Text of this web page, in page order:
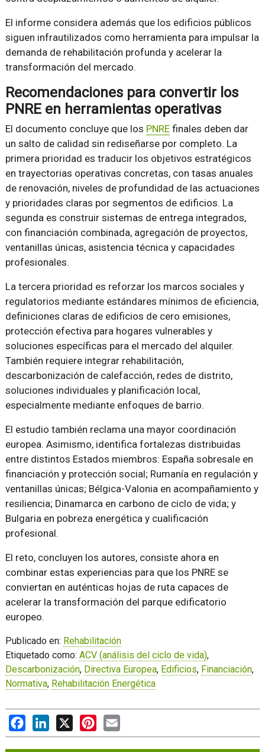
El informe considera además que los edificios públicos
siguen infrautilizados como herramienta para impulsar la
demanda de rehabilitación profunda y acelerar la
transformación del mercado.
Recomendaciones para convertir los
PNRE en herramientas operativas
El documento concluye que los PNREfinales deben dar
un salto de calidad sin rediseñarse por completo. La
primera prioridad es traducir los objetivos estratégicos
en trayectorias operativas concretas, con tasas anuales
de renovación, niveles de profundidad de las actuaciones
y prioridades claras por segmentos de edificios. La
segunda es construir sistemas de entrega integrados,
con financiación combinada, agregación de proyectos,
ventanillas únicas, asistencia técnica y capacidades
profesionales.
La tercera prioridad es reforzar los marcos sociales y
regulatorios mediante estándares mínimos de eficiencia,
definiciones claras de edificios de cero emisiones,
protección efectiva para hogares vulnerables y
soluciones específicas para el mercado del alquiler.
También requiere integrar rehabilitación,
descarbonización de calefacción, redes de distrito,
soluciones individuales y planificación local,
especialmente mediante enfoques de barrio.
El estudio también reclama una mayor coordinación
europea. Asimismo, identifica fortalezas distribuidas
entre distintos Estados miembros: España sobresale en
financiación y protección social; Rumanía en regulación y
ventanillas únicas; Bélgica-Valonia en acompañamiento y
resiliencia; Dinamarca en carbono de ciclo de vida; y
Bulgaria en pobreza energética y cualificación
profesional.
El reto, concluyen los autores, consiste ahora en
combinar estas experiencias para que los PNRE se
conviertan en auténticas hojas de ruta capaces de
acelerar la transformación del parque edificatorio
europeo.
Publicado en: Rehabilitación
Etiquetado como: ACV (análisis del ciclo de vida),
Descarbonización, Directiva Europea, Edificios, Financiación,
Normativa, Rehabilitación Energética
FacebookLinkedIn Pinterest